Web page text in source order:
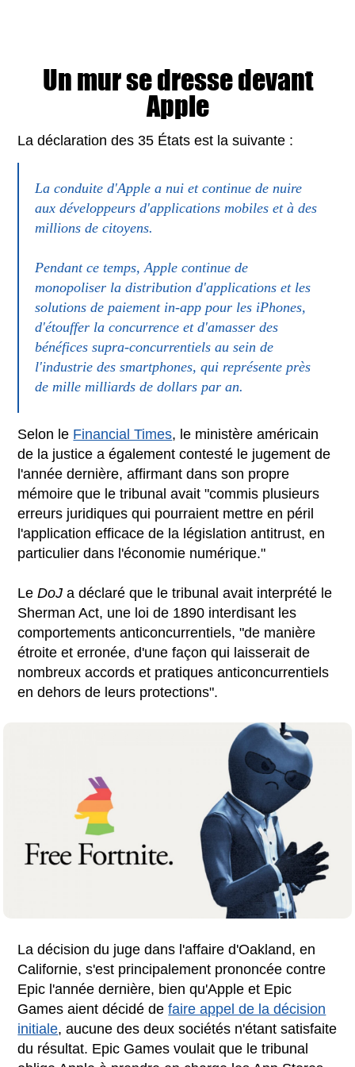
Un mur se dresse devant
Apple
La déclaration des 35 États est la suivante :
La conduite d'Apple a nui et continue de nuire
aux développeurs d'applications mobiles et à des
millions de citoyens.
Pendant ce temps, Apple continue de
monopoliser la distribution d'applications et les
solutions de paiement in-app pour les iPhones,
d'étouffer la concurrence et d'amasser des
bénéfices supra-concurrentiels au sein de
l'industrie des smartphones, qui représente près
de mille milliards de dollars par an.
Selon le Financial Times, le ministère américain
de la justice a également contesté le jugement de
l'année dernière, affirmant dans son propre
mémoire que le tribunal avait "commis plusieurs
erreurs juridiques qui pourraient mettre en péril
l'application efficace de la législation antitrust, en
particulier dans l'économie numérique."
LeDoJ a déclaré que le tribunal avait interprété le
Sherman Act, une loi de 1890 interdisant les
comportements anticoncurrentiels, "de manière
étroite et erronée, d'une façon qui laisserait de
nombreux accords et pratiques anticoncurrentiels
en dehors de leurs protections".
La décision du juge dans l'affaire d'Oakland, en
Californie, s'est principalement prononcée contre
Epic l'année dernière, bien qu'Apple et Epic
Games aient décidé defaire appel de la décision
initiale, aucune des deux sociétés n'étant satisfaite
du résultat. Epic Games voulait que le tribunal